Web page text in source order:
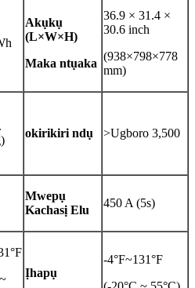
Akụkụ
(L×W×H)
Maka ntụaka
36.9 × 31.4 ×
30.6 inch
(938×798×778
mm)
okirikiri ndụ >Ugboro 3,500
Mwepụ
Kachasị Elu
450 A (5s)
Ịhapụ
-4°F~131°F